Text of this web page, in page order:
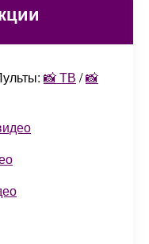
📸 ТВ /📸